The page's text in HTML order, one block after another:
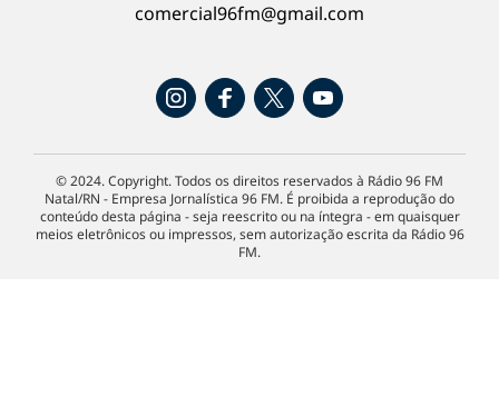
comercial96fm@gmail.com
© 2024. Copyright. Todos os direitos reservados à Rádio 96 FM
Natal/RN - Empresa Jornalística 96 FM. É proibida a reprodução do
conteúdo desta página - seja reescrito ou na íntegra - em quaisquer
meios eletrônicos ou impressos, sem autorização escrita da Rádio 96
FM.